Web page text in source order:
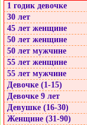
1 годик девочке
30 лет
45 лет женщине
50 лет женщине
50 лет мужчине
55 лет женщине
55 лет мужчине
Девочке (1-15)
Девочке 9 лет
Девушке (16-30)
Женщине (31-90)